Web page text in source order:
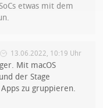
etwas mit dem
13.06.2022, 10:19 Uhr
Mit macOS
der Stage
zu gruppieren.